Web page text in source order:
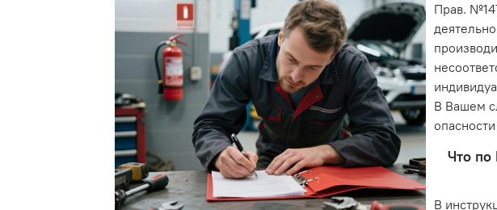
Прав.
В Вашем
Что по
В